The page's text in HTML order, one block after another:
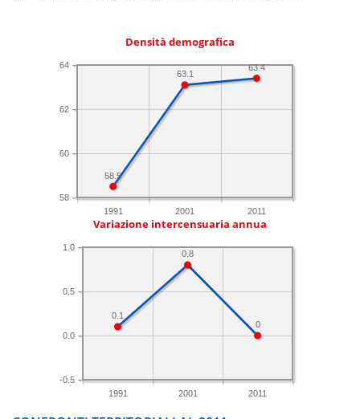
Densità demografica
1991 2001 2011
58
60
62
64 63.4
63.1
58.5
Variazione intercensuaria annua
1991 2001 2011
-0.5
0.0
0.5
1.0
0
0.8
0.1